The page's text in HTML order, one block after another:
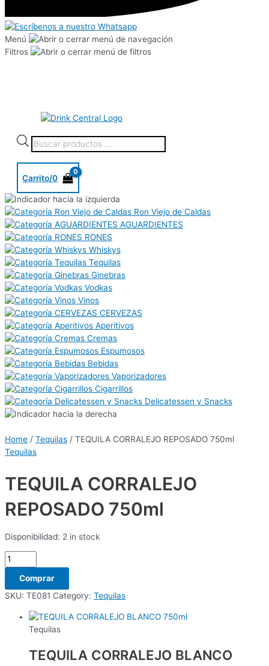
Menú
Filtros
Carrito/0
Ron Viejo de Caldas
AGUARDIENTES
RONES
Whiskys
Tequilas
Ginebras
Vodkas
Vinos
CERVEZAS
Aperitivos
Cremas
Espumosos
Bebidas
Vaporizadores
Cigarrillos
Delicatessen y Snacks
Home / Tequilas / TEQUILA CORRALEJO REPOSADO 750ml
Tequilas
TEQUILA CORRALEJO
REPOSADO 750ml
Disponibilidad: 2 in stock
Comprar
SKU: TE081 Category: Tequilas
Tequilas
TEQUILA CORRALEJO BLANCO